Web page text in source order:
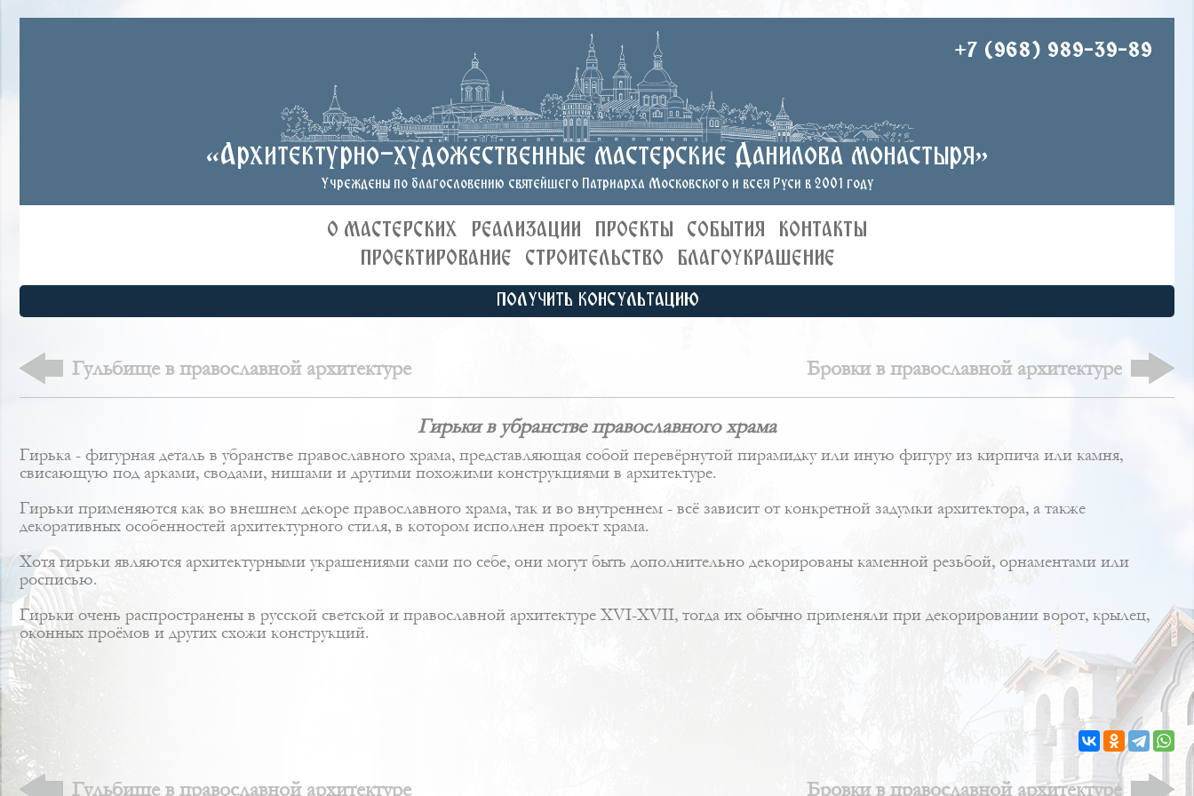
+7 (968) 989-39-89
«Архитектурно-художественные мастерские Данилова монастыря»
Учреждены по благословению святейшего Патриарха Московского и всея Руси в 2001 году
О МАСТЕРСКИХ РЕАЛИЗАЦИИ ПРОЕКТЫ СОБЫТИЯ
КОНТАКТЫ
ПРОЕКТИРОВАНИЕ
СТРОИТЕЛЬСТВО БЛАГОУКРАШЕНИЕ
ПОЛУЧИТЬ КОНСУЛЬТАЦИЮ
Гульбище в православной архитектуре Бровки в православной архитектуре
Гирьки в убранстве православного храма
Гирька - фигурная деталь в убранстве православного храма, представляющая собой перевёрнутой пирамидку или иную фигуру из кирпича или камня,
свисающую под арками, сводами, нишами и другими похожими конструкциями в архитектуре.
Гирьки применяются как во внешнем декоре православного храма, так и во внутреннем - всё зависит от конкретной задумки архитектора, а также
декоративных особенностей архитектурного стиля, в котором исполнен проект храма.
Хотя гирьки являются архитектурными украшениями сами по себе, они могут быть дополнительно декорированы каменной резьбой, орнаментами или
росписью.
Гирьки очень распространены в русской светской и православной архитектуре XVI-XVII, тогда их обычно применяли при декорировании ворот, крылец,
оконных проёмов и других схожи конструкций.
Гульбище в православной архитектуре Бровки в православной архитектуре